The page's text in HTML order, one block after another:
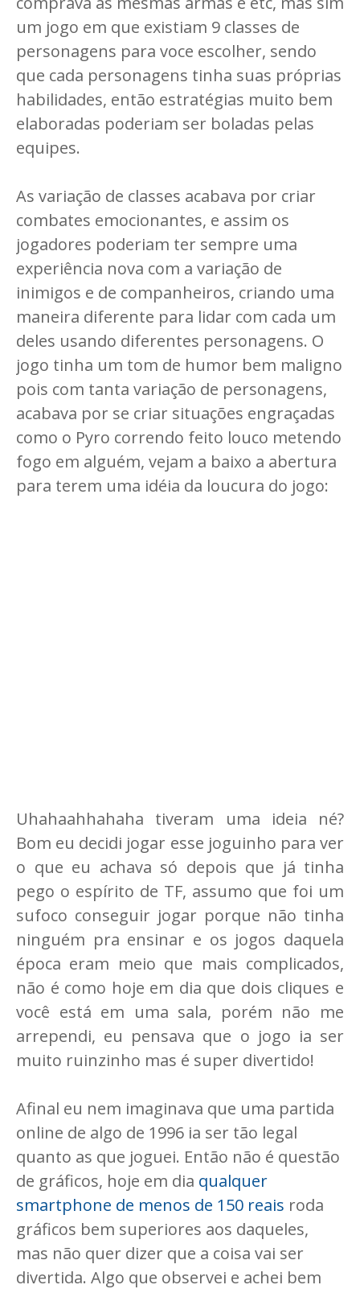
um jogo em que existiam 9 classes de
personagens para voce escolher, sendo
que cada personagens tinha suas próprias
habilidades, então estratégias muito bem
elaboradas poderiam ser boladas pelas
equipes.
As variação de classes acabava por criar
combates emocionantes, e assim os
jogadores poderiam ter sempre uma
experiência nova com a variação de
inimigos e de companheiros, criando uma
maneira diferente para lidar com cada um
deles usando diferentes personagens. O
jogo tinha um tom de humor bem maligno
pois com tanta variação de personagens,
acabava por se criar situações engraçadas
como o Pyro correndo feito louco metendo
fogo em alguém, vejam a baixo a abertura
para terem uma idéia da loucura do jogo:
Uhahaahhahaha tiveram uma ideia né?
Bom eu decidi jogar esse joguinho para ver
o que eu achava só depois que já tinha
pego o espírito de TF, assumo que foi um
sufoco conseguir jogar porque não tinha
ninguém pra ensinar e os jogos daquela
época eram meio que mais complicados,
não é como hoje em dia que dois cliques e
você está em uma sala, porém não me
arrependi, eu pensava que o jogo ia ser
muito ruinzinho mas é super divertido!
Afinal eu nem imaginava que uma partida
online de algo de 1996 ia ser tão legal
quanto as que joguei. Então não é questão
de gráficos, hoje em dia qualquer
smartphone de menos de 150 reais roda
gráficos bem superiores aos daqueles,
mas não quer dizer que a coisa vai ser
divertida. Algo que observei e achei bem